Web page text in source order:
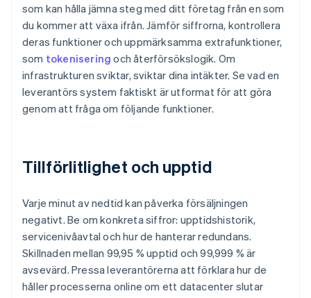
som kan hålla jämna steg med ditt företag från en som
du kommer att växa ifrån. Jämför siffrorna, kontrollera
deras funktioner och uppmärksamma extrafunktioner,
som tokenisering och återförsökslogik. Om
infrastrukturen sviktar, sviktar dina intäkter. Se vad en
leverantörs system faktiskt är utformat för att göra
genom att fråga om följande funktioner.
Tillförlitlighet och upptid
Varje minut av nedtid kan påverka försäljningen
negativt. Be om konkreta siffror: upptidshistorik,
servicenivåavtal och hur de hanterar redundans.
Skillnaden mellan 99,95 % upptid och 99,999 % är
avsevärd. Pressa leverantörerna att förklara hur de
håller processerna online om ett datacenter slutar